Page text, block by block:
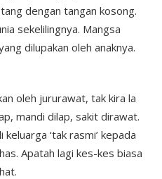
dengan tangan kosong.
sekelilingnya. Mangsa
dilupakan oleh anaknya.
oleh jururawat, tak kira la
mandi dilap, sakit dirawat.
‘tak rasmi’ kepada
Apatah lagi kes-kes biasa